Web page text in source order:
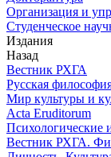
Организация и
Студенческое
Издания
Назад
Вестник РХГА
Русская
Мир культуры и
Acta Eruditorum
Психологические
Вестник РХГА.